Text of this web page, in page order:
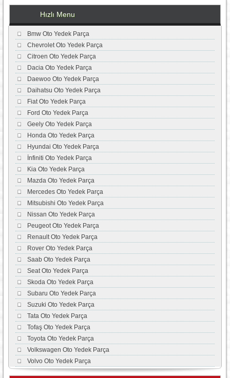
Hızlı Menu
Bmw Oto Yedek Parça
Chevrolet Oto Yedek Parça
Citroen Oto Yedek Parça
Dacia Oto Yedek Parça
Daewoo Oto Yedek Parça
Daihatsu Oto Yedek Parça
Fiat Oto Yedek Parça
Ford Oto Yedek Parça
Geely Oto Yedek Parça
Honda Oto Yedek Parça
Hyundai Oto Yedek Parça
İnfiniti Oto Yedek Parça
Kia Oto Yedek Parça
Mazda Oto Yedek Parça
Mercedes Oto Yedek Parça
Mitsubishi Oto Yedek Parça
Nissan Oto Yedek Parça
Peugeot Oto Yedek Parça
Renault Oto Yedek Parça
Rover Oto Yedek Parça
Saab Oto Yedek Parça
Seat Oto Yedek Parça
Skoda Oto Yedek Parça
Subaru Oto Yedek Parça
Suzuki Oto Yedek Parça
Tata Oto Yedek Parça
Tofaş Oto Yedek Parça
Toyota Oto Yedek Parça
Volkswagen Oto Yedek Parça
Volvo Oto Yedek Parça